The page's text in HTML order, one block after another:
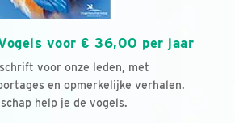
voor € 36,00 per jaar
voor onze leden, met
en opmerkelijke verhalen.
help je de vogels.